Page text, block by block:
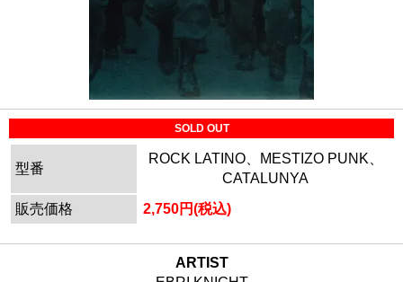
SOLD OUT
型番
ROCK LATINO、MESTIZO PUNK、
CATALUNYA
販売価格
2,750円(税込)
ARTIST